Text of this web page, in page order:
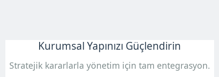
Kurumsal Yapınızı Güçlendirin
Stratejik kararlarla yönetim için tam entegrasyon.